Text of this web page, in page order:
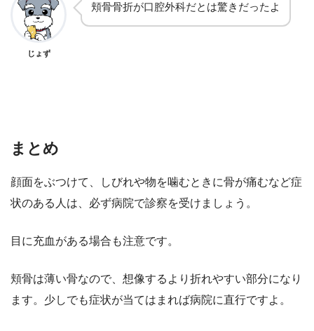
じょず
頬骨骨折が口腔外科だとは驚きだったよ
まとめ
顔面をぶつけて、しびれや物を噛むときに骨が痛むなど症
状のある人は、必ず病院で診察を受けましょう。
目に充血がある場合も注意です。
頬骨は薄い骨なので、想像するより折れやすい部分になり
ます。少しでも症状が当てはまれば病院に直行ですよ。